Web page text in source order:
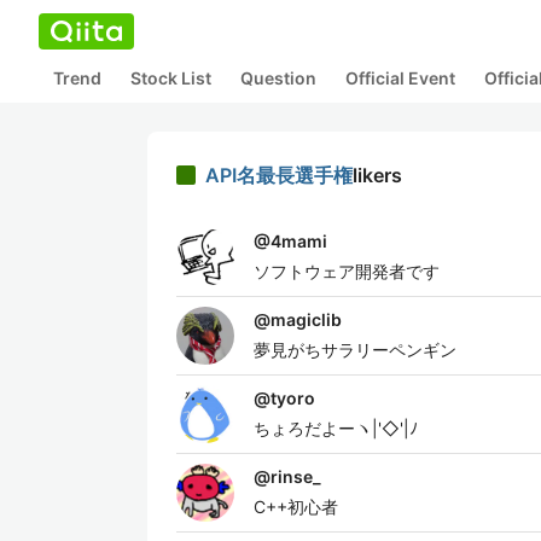
Trend Stock List Question Official Event
API名最長選手権likers
@4mami
ソフトウェア開発者です
@magiclib
夢見がちサラリーペンギン
@tyoro
ちょろだよーヽ|'◇'|ﾉ
@rinse_
C++初心者